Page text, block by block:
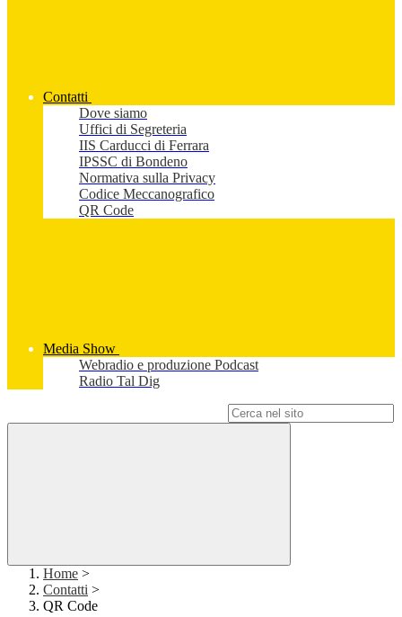
Contatti
Dove siamo
Uffici di Segreteria
IIS Carducci di Ferrara
IPSSC di Bondeno
Normativa sulla Privacy
Codice Meccanografico
QR Code
Media Show
Webradio e produzione Podcast
Radio Tal Dig
Home >
Contatti >
QR Code